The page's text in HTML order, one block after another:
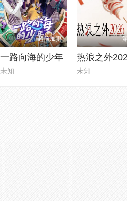
超前加更
一路向海的少年
未知
热浪之外
未知